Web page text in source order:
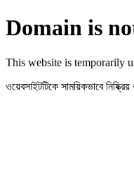
Domain is
This website is temporarily
ওয়েবসাইটটিকে সাময়িকভাবে